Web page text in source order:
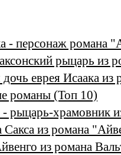
- персонаж романа
рыцарь из
дочь еврея Исаака
романы (Топ 10)
- рыцарь-храмовник
из романа
из романа